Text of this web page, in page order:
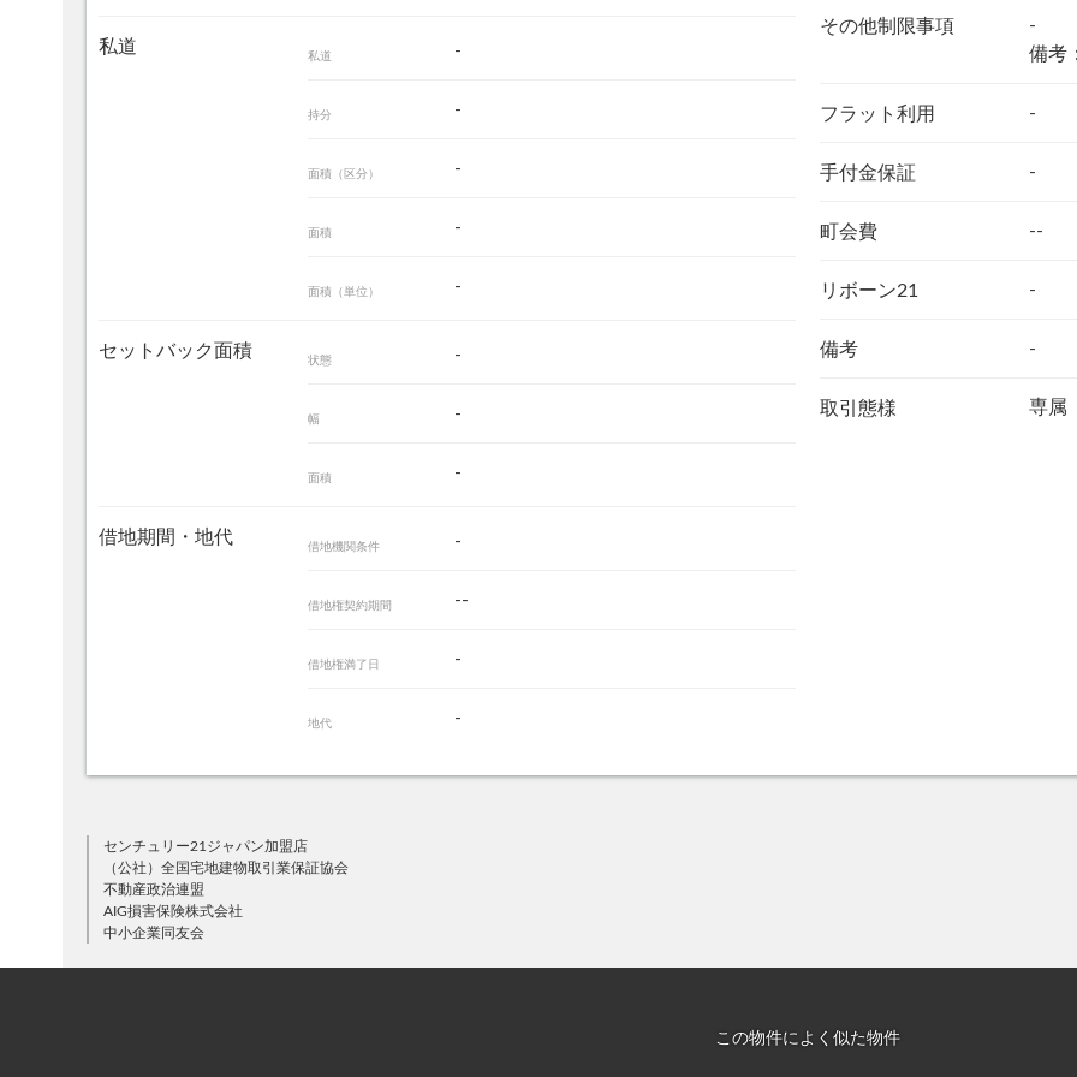
私道 私道 -
持分 -
面積（区分） -
面積 -
面積（単位） -
セットバック面積 状態 -
幅 -
面積 -
借地期間・地代 借地機関条件 -
借地権契約期間 --
借地権満了日 -
地代 -
その他制限事項
-
備考
フラット利用 -
手付金保証 -
町会費 --
リボーン21 -
備考 -
取引態様 専属
センチュリー21ジャパン加盟店
（公社）全国宅地建物取引業保証協会
不動産政治連盟
AIG損害保険株式会社
中小企業同友会
この物件によく似た物件